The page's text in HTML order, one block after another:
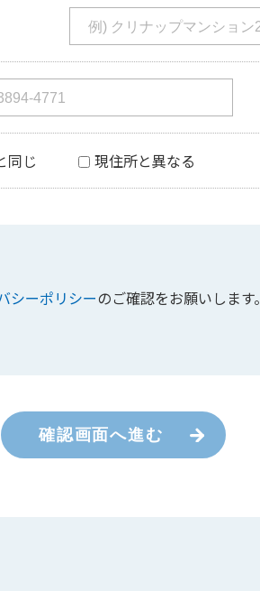
同じ 現住所と異なる
シーポリシーのご確認をお願いします。
確認画面へ進む